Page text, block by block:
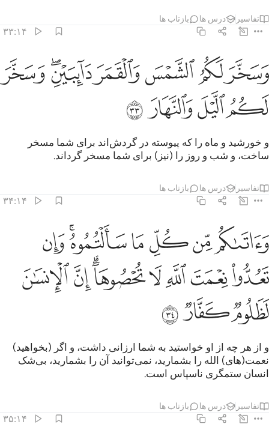
تفاسیر درس ها بازتاب ها
۳۳:۱۴
وسخر لكم الشمس والقمر دايبين وسخر لكم الليل والنهار ٣٣
وَسَخَّرَ لَكُمُ ٱلشَّمْسَ وَٱلْقَمَرَ دَآئِبَيْنِ ۖ وَسَخَّرَ لَكُمُ ٱلَّيْلَ وَٱلنَّهَارَ ٣٣
ﳆﳇﳈﳉﳊﳋﳌ
ﳍﳎﳏﳐ
و خورشید و ماه را که پیوسته در گردش‌اند برای شما مسخر
ساخت، و شب و روز را (نیز) برای شما مسخر گرداند.
تفاسیر درس ها بازتاب ها
۳۴:۱۴
واتاكم من كل ما سالتموه وان تعدوا نعمت الله لا تحصوها ان الانسان
وَءَاتَىٰكُم مِّن كُلِّ مَا سَأَلْتُمُوهُ ۚ وَإِن تَعُدُّوا۟ نِعْمَتَ ٱللَّهِ لَا تُحْصُوهَآ
ﱁﱂﱃﱄﱅﱆﱇ
ﱈﱉﱊﱋﱌﱍﱎﱏ
ﱐﱑﱒ
و از هر چه از او خواستید به شما ارزانی داشت، و اگر (بخواهید)
نعمت‌(های) الله را بشمارید، نمی‌توانید آن را بشمارید، بی‌شک
انسان ستمگری ناسپاس است.
تفاسیر درس ها بازتاب ها
۳۵:۱۴